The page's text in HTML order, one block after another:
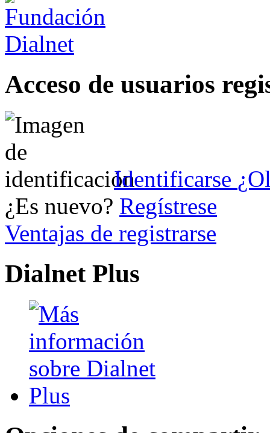
Acceso de usuarios
Identificarse
¿Es nuevo? Regístrese
Ventajas de registrarse
Dialnet Plus